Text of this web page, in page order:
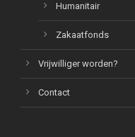
Humanitair
Zakaatfonds
Vrijwilliger worden?
Contact